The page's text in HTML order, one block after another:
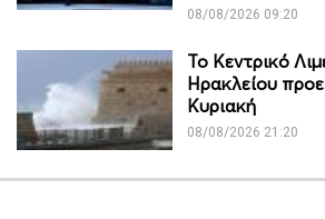
08/08/2026 09:20
Το Κεντρικό
Ηρακλείου
Κυριακή
08/08/2026 21:20